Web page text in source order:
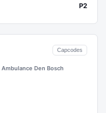
Capcodes
Ambulance Den Bosch
P2